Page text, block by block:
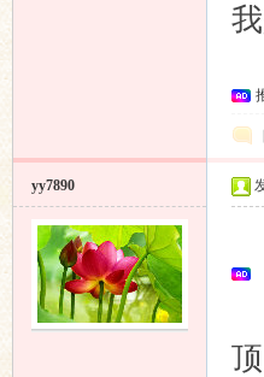
yy7890